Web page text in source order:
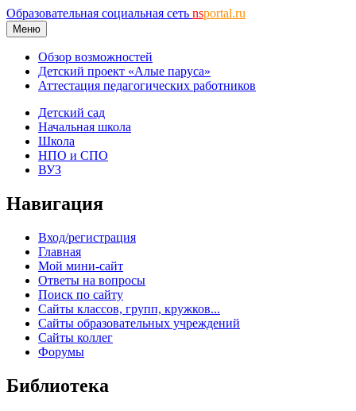
Образовательная социальная сеть nsportal.ru
Меню
Обзор возможностей
Детский проект «Алые паруса»
Аттестация педагогических работников
Детский сад
Начальная школа
Школа
НПО и СПО
ВУЗ
Навигация
Вход/регистрация
Главная
Мой мини-сайт
Ответы на вопросы
Поиск по сайту
Сайты классов, групп, кружков...
Сайты образовательных учреждений
Сайты коллег
Форумы
Библиотека